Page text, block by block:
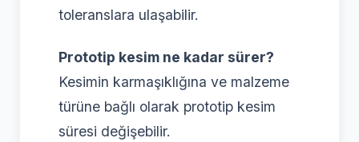
toleranslara ulaşabilir.
Prototip kesim ne kadar sürer?
Kesimin karmaşıklığına ve malzeme
türüne bağlı olarak prototip kesim
süresi değişebilir.